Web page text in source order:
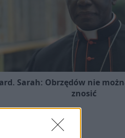
Sarah: Obrzędów nie
znosić